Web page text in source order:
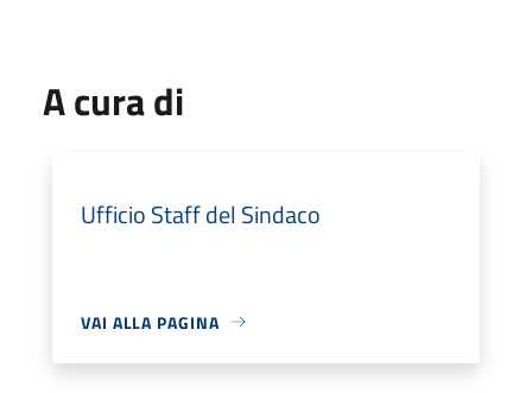
A cura di
Ufficio Staff del Sindaco
VAI ALLA PAGINA